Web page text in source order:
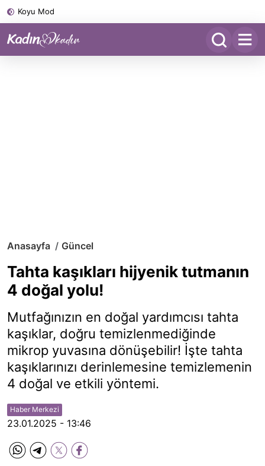
Koyu Mod
Anasayfa Güncel
Tahta kaşıkları hijyenik tutmanın
4 doğal yolu!
Mutfağınızın en doğal yardımcısı tahta
kaşıklar, doğru temizlenmediğinde
mikrop yuvasına dönüşebilir! İşte tahta
kaşıklarınızı derinlemesine temizlemenin
4 doğal ve etkili yöntemi.
Haber Merkezi
23.01.2025 - 13:46